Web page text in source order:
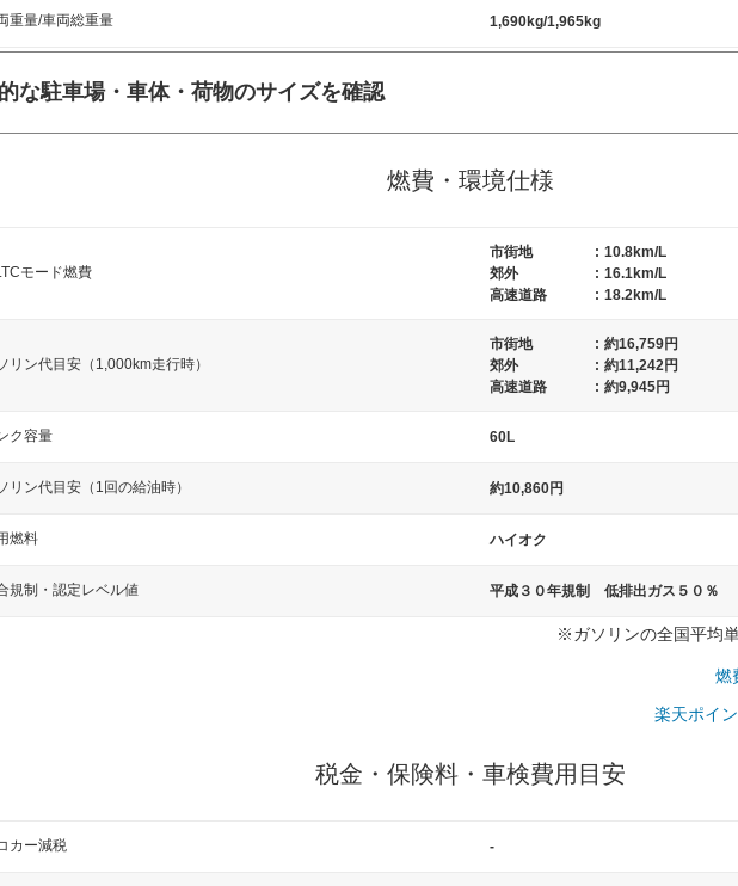
重量/車両総重量 1,690kg/1,965kg
な駐車場・車体・荷物のサイズを確認
というサイズが標準値（最低値）とされる事が多いようです。
一般的な車体のサイズの目安
燃費・環境仕様
モード燃費
市街地 : 10.8km/L
郊外
: 16.1km/L
高速道路
: 18.2km/L
リン代目安（1,000km走行時）
市街地 : 約16,759円
郊外
: 約11,242円
高速道路
: 約9,945円
ク容量 60L
リン代目安（1回の給油時） 約10,860円
燃料 ハイオク
規制・認定レベル値 平成３０年規制 低排出ガス５０％
※ガソリンの全国平均
燃
楽天ポイ
税金・保険料・車検費用目安
カー減税 -